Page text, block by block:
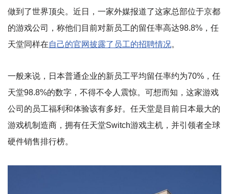
做到了世界顶尖。近日，一家外媒报道了这家总部位于京都
的游戏公司，称他们目前对新员工的留任率高达98.8%，任
天堂同样在自己的官网披露了员工的招聘情况。
一般来说，日本普通企业的新员工平均留任率约为70%，任
天堂98.8%的数字，不得不令人震惊。可想而知，这家游戏
公司的员工福利和体验该有多好。任天堂是目前日本最大的
游戏机制造商，拥有任天堂Switch游戏主机，并引领者全球
硬件销售排行榜。